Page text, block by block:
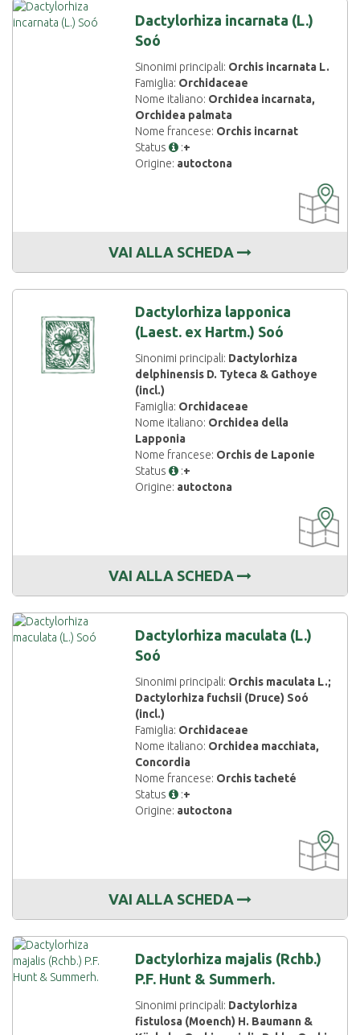
Dactylorhiza incarnata (L.)
Soó
Sinonimi principali: Orchis incarnata L.
Famiglia: Orchidaceae
Nome italiano: Orchidea incarnata,
Orchidea palmata
Nome francese: Orchis incarnat
Status
:+
Origine: autoctona
DISPONIBILE
VAI ALLA SCHEDA
Dactylorhiza lapponica
(Laest. ex Hartm.) Soó
Sinonimi principali: Dactylorhiza
delphinensis D. Tyteca & Gathoye
(incl.)
Famiglia: Orchidaceae
Nome italiano: Orchidea della
Lapponia
Nome francese: Orchis de Laponie
Status
:+
Origine: autoctona
DISPONIBILE
VAI ALLA SCHEDA
Dactylorhiza maculata (L.)
Soó
Sinonimi principali: Orchis maculata L.;
Dactylorhiza fuchsii (Druce) Soó
(incl.)
Famiglia: Orchidaceae
Nome italiano: Orchidea macchiata,
Concordia
Nome francese: Orchis tacheté
Status
:+
Origine: autoctona
DISPONIBILE
VAI ALLA SCHEDA
Dactylorhiza majalis (Rchb.)
P.F. Hunt & Summerh.
Sinonimi principali: Dactylorhiza
fistulosa (Moench) H. Baumann &